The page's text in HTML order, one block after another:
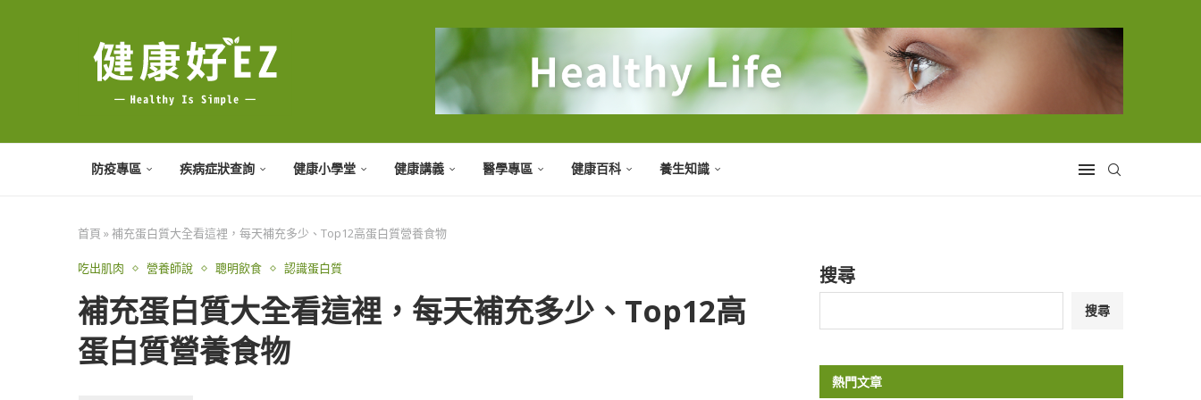
防疫專區 疾病症狀查詢 健康小學堂 健康講義 醫學專區 健康百科 養生知識
首頁 »補充蛋白質大全看這裡，每天補充多少、Top12高蛋白質營養食物
吃出肌肉 營養師說 聰明飲食 認識蛋白質
補充蛋白質大全看這裡，每天補充多少、Top12高
蛋白質營養食物
搜尋
搜尋
熱門文章